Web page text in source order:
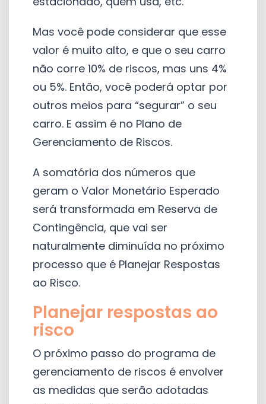
Mas você pode considerar que esse
valor é muito alto, e que o seu carro
não corre 10% de riscos, mas uns 4%
ou 5%. Então, você poderá optar por
outros meios para “segurar” o seu
carro. E assim é no Plano de
Gerenciamento de Riscos.
A somatória dos números que
geram o Valor Monetário Esperado
será transformada em Reserva de
Contingência, que vai ser
naturalmente diminuída no próximo
processo que é Planejar Respostas
ao Risco.
Planejar respostas ao
risco
O próximo passo do programa de
gerenciamento de riscos é envolver
as medidas que serão adotadas